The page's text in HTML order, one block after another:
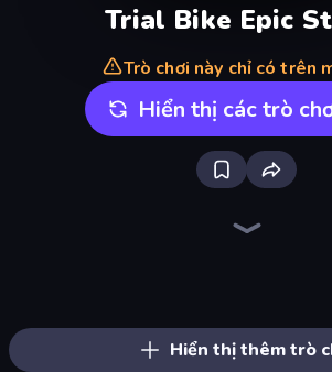
Trial Bike Epic
Trò chơi này chỉ có trên
Hiển thị các trò
Hiển thị thêm trò